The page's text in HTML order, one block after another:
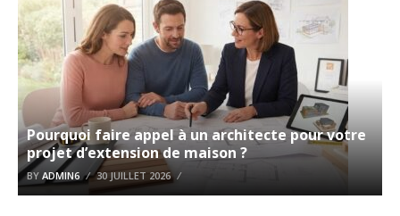
Pourquoi faire appel à un architecte pour votre
projet d’extension de maison ?
BY ADMIN6 30 JUILLET 2026